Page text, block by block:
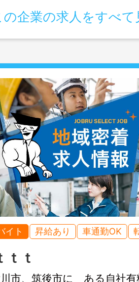
の企業の求人をすべて
イト 昇給あり 車通勤OK
ｔｔ
市、筑後市に ある自社有